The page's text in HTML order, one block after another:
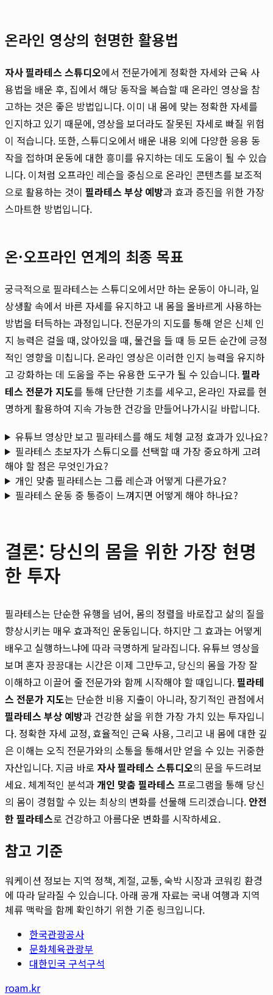
온라인 영상의 현명한 활용법
자사 필라테스 스튜디오에서 전문가에게 정확한 자세와 근육 사
용법을 배운 후, 집에서 해당 동작을 복습할 때 온라인 영상을 참
고하는 것은 좋은 방법입니다. 이미 내 몸에 맞는 정확한 자세를
인지하고 있기 때문에, 영상을 보더라도 잘못된 자세로 빠질 위험
이 적습니다. 또한, 스튜디오에서 배운 내용 외에 다양한 응용 동
작을 접하며 운동에 대한 흥미를 유지하는 데도 도움이 될 수 있습
니다. 이처럼 오프라인 레슨을 중심으로 온라인 콘텐츠를 보조적
으로 활용하는 것이 필라테스 부상 예방과 효과 증진을 위한 가장
스마트한 방법입니다.
온·오프라인 연계의 최종 목표
궁극적으로 필라테스는 스튜디오에서만 하는 운동이 아니라, 일
상생활 속에서 바른 자세를 유지하고 내 몸을 올바르게 사용하는
방법을 터득하는 과정입니다. 전문가의 지도를 통해 얻은 신체 인
지 능력은 걸을 때, 앉아있을 때, 물건을 들 때 등 모든 순간에 긍정
적인 영향을 미칩니다. 온라인 영상은 이러한 인지 능력을 유지하
고 강화하는 데 도움을 주는 유용한 도구가 될 수 있습니다.필라
테스 전문가 지도를 통해 단단한 기초를 세우고, 온라인 자료를 현
명하게 활용하여 지속 가능한 건강을 만들어나가시길 바랍니다.
유튜브 영상만 보고 필라테스를 해도 체형 교정 효과가 있나요?
필라테스 초보자가 스튜디오를 선택할 때 가장 중요하게 고려
해야 할 점은 무엇인가요?
개인 맞춤 필라테스는 그룹 레슨과 어떻게 다른가요?
필라테스 운동 중 통증이 느껴지면 어떻게 해야 하나요?
결론: 당신의 몸을 위한 가장 현명
한 투자
필라테스는 단순한 유행을 넘어, 몸의 정렬을 바로잡고 삶의 질을
향상시키는 매우 효과적인 운동입니다. 하지만 그 효과는 어떻게
배우고 실행하느냐에 따라 극명하게 달라집니다. 유튜브 영상을
보며 혼자 끙끙대는 시간은 이제 그만두고, 당신의 몸을 가장 잘
이해하고 이끌어 줄 전문가와 함께 시작해야 할 때입니다.필라테
스 전문가 지도는 단순한 비용 지출이 아니라, 장기적인 관점에서
필라테스 부상 예방과 건강한 삶을 위한 가장 가치 있는 투자입니
다. 정확한 자세 교정, 효율적인 근육 사용, 그리고 내 몸에 대한 깊
은 이해는 오직 전문가와의 소통을 통해서만 얻을 수 있는 귀중한
자산입니다. 지금 바로 자사 필라테스 스튜디오의 문을 두드려보
세요. 체계적인 분석과개인 맞춤 필라테스 프로그램을 통해 당신
의 몸이 경험할 수 있는 최상의 변화를 선물해 드리겠습니다. 안전
한 필라테스로 건강하고 아름다운 변화를 시작하세요.
참고 기준
워케이션 정보는 지역 정책, 계절, 교통, 숙박 시장과 코워킹 환경
에 따라 달라질 수 있습니다. 아래 공개 자료는 국내 여행과 지역
체류 맥락을 함께 확인하기 위한 기준 링크입니다.
한국관광공사
문화체육관광부
대한민국 구석구석
roam.kr